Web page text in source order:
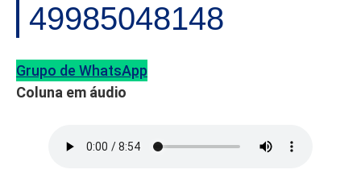
49985048148
Grupo de WhatsApp
Coluna em áudio